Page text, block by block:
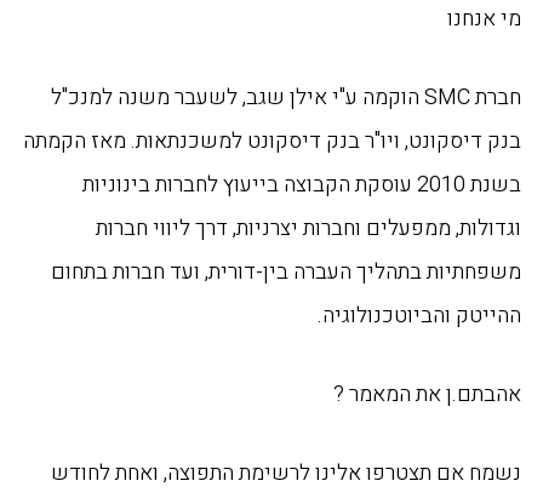
מי אנחנו
חברת SMC הוקמה ע"י אילן שגב, לשעבר משנה למנכ"ל
בנק דיסקונט, ויו"ר בנק דיסקונט למשכנתאות. מאז הקמתה
בשנת 2010 עוסקת הקבוצה בייעוץ לחברות בינוניות
וגדולות, ממפעלים וחברות יצרניות, דרך ליווי חברות
משפחתיות בתהליך העברה בין-דורית, ועד חברות בתחום
ההייטק והביוטכנולוגיה.
אהבתם.ן את המאמר ?
נשמח אם תצטרפו אלינו לרשימת התפוצה, ואחת לחודש